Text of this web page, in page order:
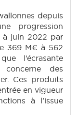
depuis
progression
à juin 2022 par
369 M€ à 562
l’écrasante
concerne des
Ces produits
en vigueur
à l’issue